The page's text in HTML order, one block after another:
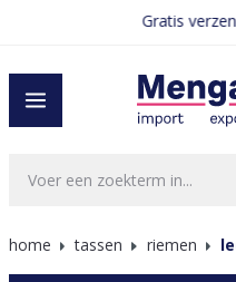
Gratis
home tassen riemen